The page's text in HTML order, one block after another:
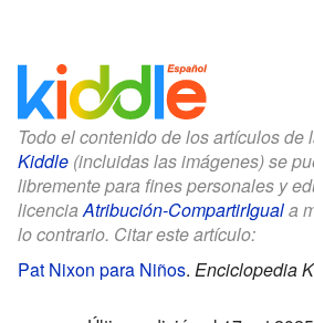
Todo el contenido de los artículos de
Kiddle (incluidas las imágenes) se
libremente para fines personales y
licenciaAtribución-CompartirIguala
lo contrario. Citar este artículo:
Pat Nixon para Niños. Enciclopedia